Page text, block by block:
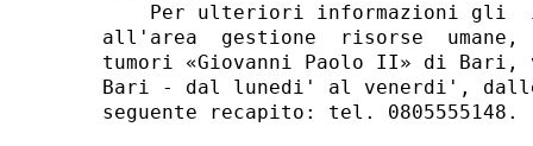
Per ulteriori informazioni gli
all'area  gestione  risorse
tumori «Giovanni Paolo II» di Bari,
Bari - dal lunedi' al venerdi',
seguente recapito: tel. 0805555148.